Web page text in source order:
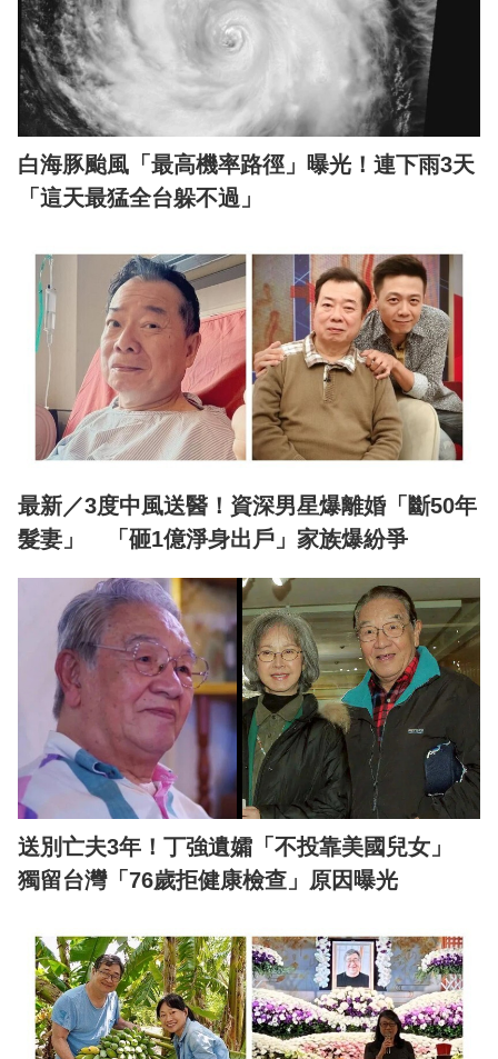
白海豚颱風「最高機率路徑」曝光！連下雨3天
「這天最猛全台躲不過」
最新／3度中風送醫！資深男星爆離婚「斷50年
髮妻」 「砸1億淨身出戶」家族爆紛爭
送別亡夫3年！丁強遺孀「不投靠美國兒女」
獨留台灣「76歲拒健康檢查」原因曝光